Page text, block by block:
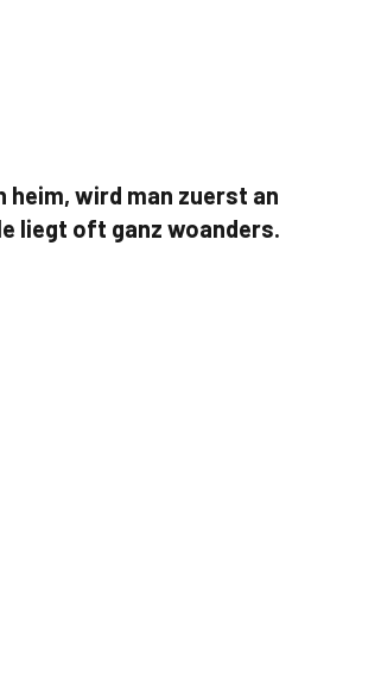
heim, wird man zuerst an
liegt oft ganz woanders.